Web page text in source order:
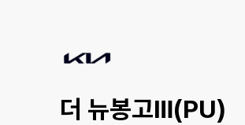
더 뉴봉고Ⅲ(PU)